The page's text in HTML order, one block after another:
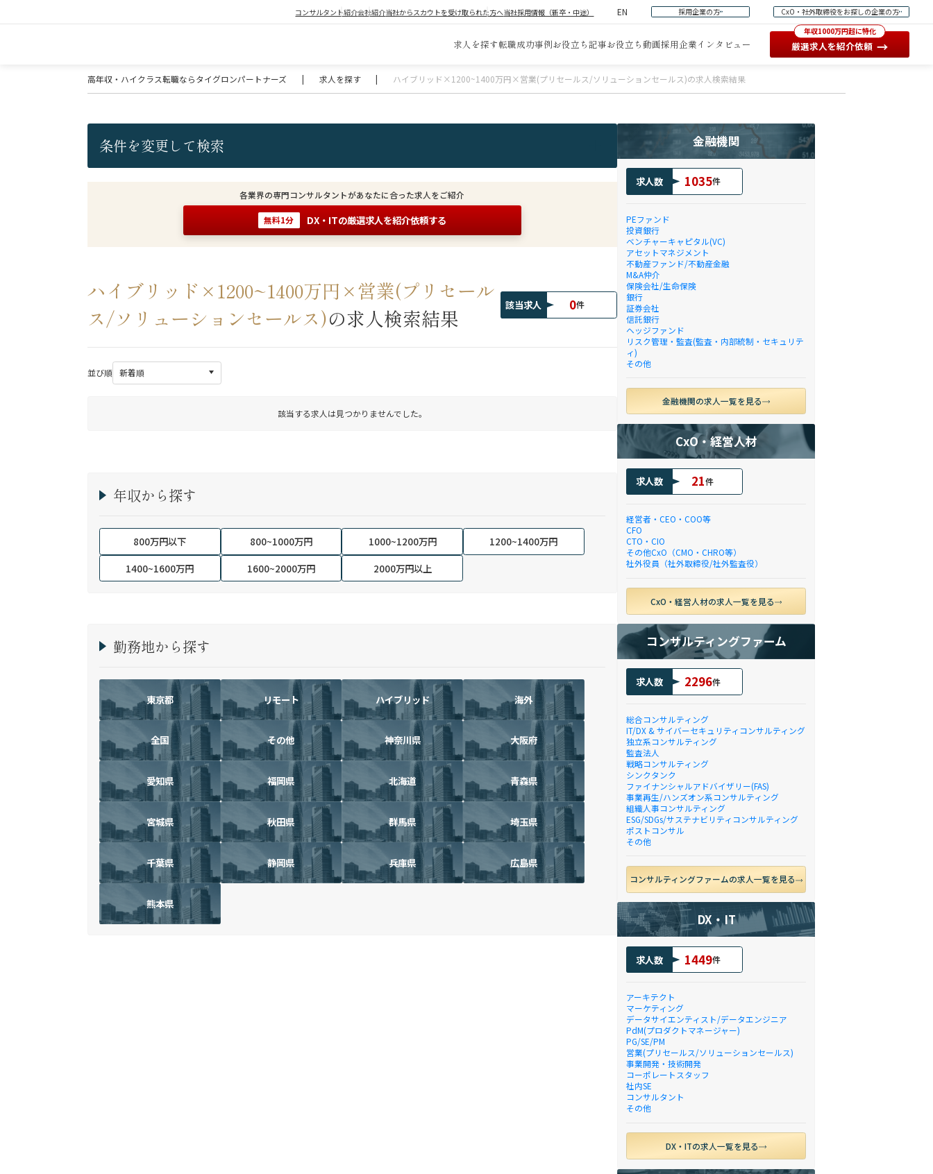
コンサルタント紹介会社紹介当社からスカウトを受け取られた方へ当社採用情報（新卒・中途） EN 採用企業の方 CxO・社外取締役をお探しの企業の方
求人を探す転職成功事例お役立ち記事お役立ち動画採用企業インタビュー
年収1000万円超に特化
厳選求人を紹介依頼 →
高年収・ハイクラス転職ならタイグロンパートナーズ | 求人を探す | ハイブリッド×1200~1400万円×営業(プリセールス/ソリューションセールス)の求人検索結果
条件を変更して検索
各業界の専門コンサルタントがあなたに合った求人をご紹介
無料1分 DX・ITの厳選求人を紹介依頼する
ハイブリッド×1200~1400万円×営業(プリセール
ス/ソリューションセールス)の求人検索結果
該当求人 0件
並び順
該当する求人は見つかりませんでした。
年収から探す
800万円以下 800~1000万円 1000~1200万円
1200~1400万円
1400~1600万円
1600~2000万円 2000万円以上
勤務地から探す
東京都 リモート ハイブリッド 海外
全国 その他 神奈川県 大阪府
愛知県 福岡県 北海道 青森県
宮城県 秋田県 群馬県 埼玉県
千葉県 静岡県 兵庫県 広島県
熊本県
金融機関
求人数 1035件
PEファンド
投資銀行
ベンチャーキャピタル(VC)
アセットマネジメント
不動産ファンド/不動産金融
M&A仲介
保険会社/生命保険
銀行
証券会社
信託銀行
ヘッジファンド
リスク管理・監査(監査・内部統制・セキュリテ
ィ)
その他
金融機関の求人一覧を見る
CxO・経営人材
求人数 21件
経営者・CEO・COO等
CFO
CTO・CIO
その他CxO（CMO・CHRO等）
社外役員（社外取締役/社外監査役）
CxO・経営人材の求人一覧を見る
コンサルティングファーム
求人数 2296件
総合コンサルティング
IT/DX & サイバーセキュリティコンサルティング
独立系コンサルティング
監査法人
戦略コンサルティング
シンクタンク
ファイナンシャルアドバイザリー(FAS)
事業再生/ハンズオン系コンサルティング
組織人事コンサルティング
ESG/SDGs/サステナビリティコンサルティング
ポストコンサル
その他
コンサルティングファームの求人一覧を見る
DX・IT
求人数 1449件
アーキテクト
マーケティング
データサイエンティスト/データエンジニア
PdM(プロダクトマネージャー)
PG/SE/PM
営業(プリセールス/ソリューションセールス)
事業開発・技術開発
コーポレートスタッフ
社内SE
コンサルタント
その他
DX・ITの求人一覧を見る